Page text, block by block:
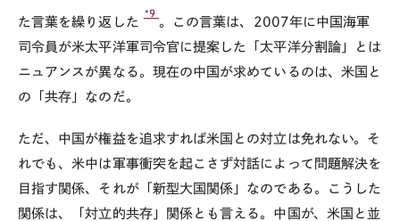
た言葉を繰り返した
*9
。この言葉は、2007年に中国海軍
司令員が米太平洋軍司令官に提案した「太平洋分割論」とは
ニュアンスが異なる。現在の中国が求めているのは、米国と
の「共存」なのだ。
ただ、中国が権益を追求すれば米国との対立は免れない。そ
れでも、米中は軍事衝突を起こさず対話によって問題解決を
目指す関係、それが「新型大国関係」なのである。こうした
関係は、「対立的共存」関係とも言える。中国が、米国と並